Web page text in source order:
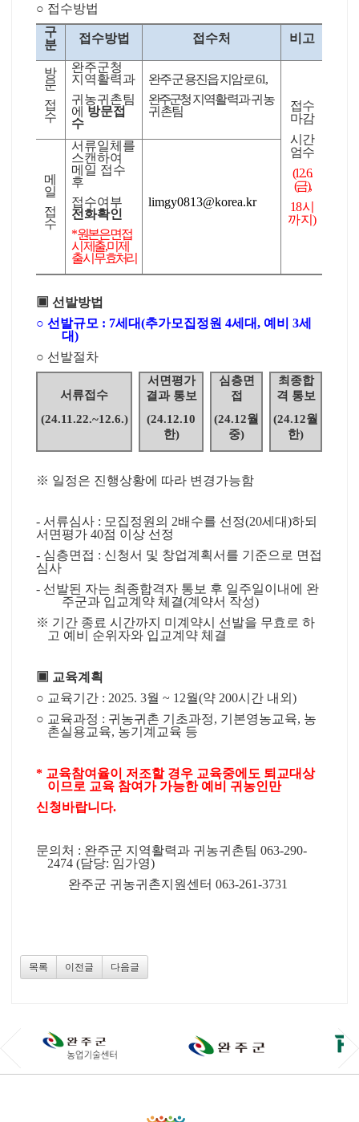
○ 접수방법
구
분
접수방법 접수처 비고
방
문
접
수
완주군청
지역활력과
귀농귀촌팀
에 방문접
수
완주군 용진읍 지암로61,
완주군청 지역활력과 귀농
귀촌팀
접수
마감
시간
엄수
(12. 6.
(금),
18시
까지)
메
일
접
수
서류일체를
스캔하여
메일 접수
후
접수여부
전화확인
*원본은 면접
시 제출,미제
출시 무효처리
limgy0813@korea.kr
▣선발방법
○선발규모 : 7세대(추가모집정원4세대, 예비3세
대)
○ 선발절차
서류접수
(24.11.22.~12.6.)
서면평가
결과 통보
(24.12.10
한)
심층면
접
(24.12월
중)
최종합
격 통보
(24.12월
한)
※ 일정은 진행상황에 따라 변경가능함
-서류심사 : 모집정원의 2배수를 선정(20세대)하되
서면평가40점 이상 선정
- 심층면접 : 신청서 및 창업계획서를 기준으로 면접
심사
- 선발된 자는 최종합격자 통보 후 일주일이내에 완
주군과 입교계약 체결(계약서 작성)
※ 기간 종료 시간까지 미계약시 선발을 무효로 하
고 예비 순위자와 입교계약 체결
▣ 교육계획
○ 교육기간 : 2025. 3월~ 12월(약 200시간 내외)
○ 교육과정 : 귀농귀촌 기초과정, 기본영농교육, 농
촌실용교육, 농기계교육 등
* 교육참여율이 저조할 경우 교육중에도 퇴교대상
이므로 교육 참여가 가능한 예비 귀농인만
신청바랍니다.
문의처 : 완주군 지역활력과 귀농귀촌팀063-290-
2474 (담당: 임가영)
완주군 귀농귀촌지원센터063-261-3731
목록 이전글 다음글